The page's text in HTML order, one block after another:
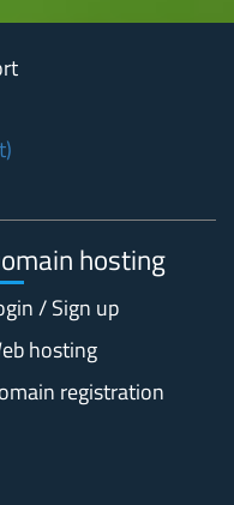
hosting
/ Sign up
hosting
registration